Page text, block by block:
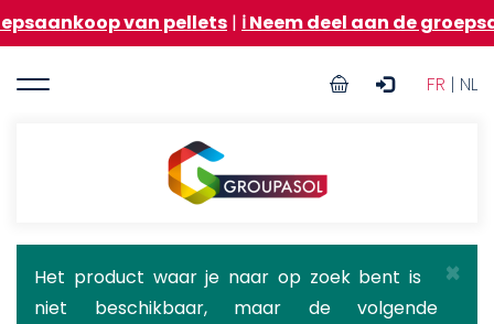
Overslaan
en
de
van pellets|ℹ️ Neem deel aan de
FR | NL
User
Groupasol
×
Statusbericht
Het product waar je naar op zoek bent is
niet beschikbaar, maar de volgende